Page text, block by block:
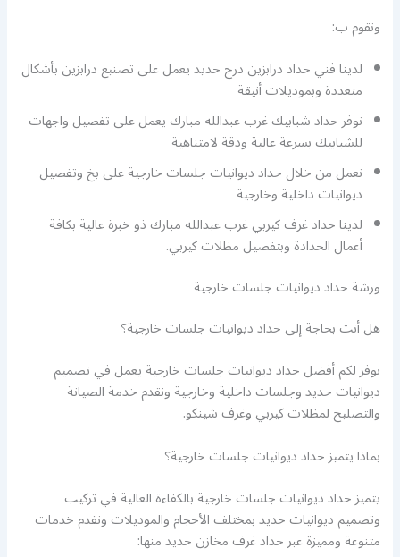
ونقوم ب:
لدينا فني حداد درابزين درج حديد يعمل على تصنيع درابزين بأشكال
متعددة وبموديلات أنيقة
نوفر حداد شبابيك غرب عبدالله مبارك يعمل على تفصيل واجهات
للشبابيك بسرعة عالية ودقة لامتناهية
نعمل من خلال حداد ديوانيات جلسات خارجية على بخ وتفصيل
ديوانيات داخلية وخارجية
لدينا حداد غرف كيربي غرب عبدالله مبارك ذو خبرة عالية بكافة
أعمال الحدادة وبتفصيل مظلات كيربي.
ورشة حداد ديوانيات جلسات خارجية
هل أنت بحاجة إلى حداد ديوانيات جلسات خارجية؟
نوفر لكم أفضل حداد ديوانيات جلسات خارجية يعمل في تصميم
ديوانيات حديد وجلسات داخلية وخارجية ونقدم خدمة الصيانة
والتصليح لمظلات كيربي وغرف شينكو.
بماذا يتميز حداد ديوانيات جلسات خارجية؟
يتميز حداد ديوانيات جلسات خارجية بالكفاءة العالية في تركيب
وتصميم ديوانيات حديد بمختلف الأحجام والموديلات ونقدم خدمات
متنوعة ومميزة عبر حداد غرف مخازن حديد منها: